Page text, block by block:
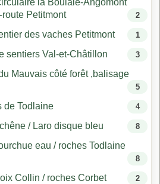
la Boulaie-Angomont
Petitmont
2
des vaches Petitmont 1
sentiers Val-et-Châtillon 3
Mauvais côté forêt ,balisage
5
de Todlaine 4
/ Laro disque bleu 8
eau / roches Todlaine
8
Collin / roches Corbet 2